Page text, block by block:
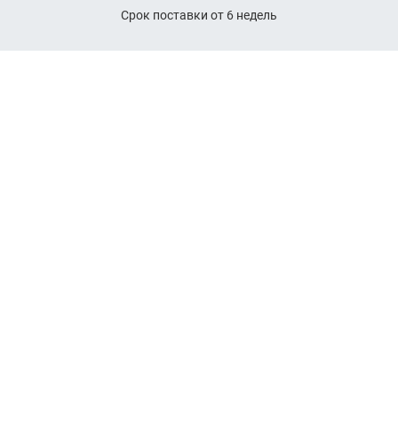
Срок поставки от 6 недель